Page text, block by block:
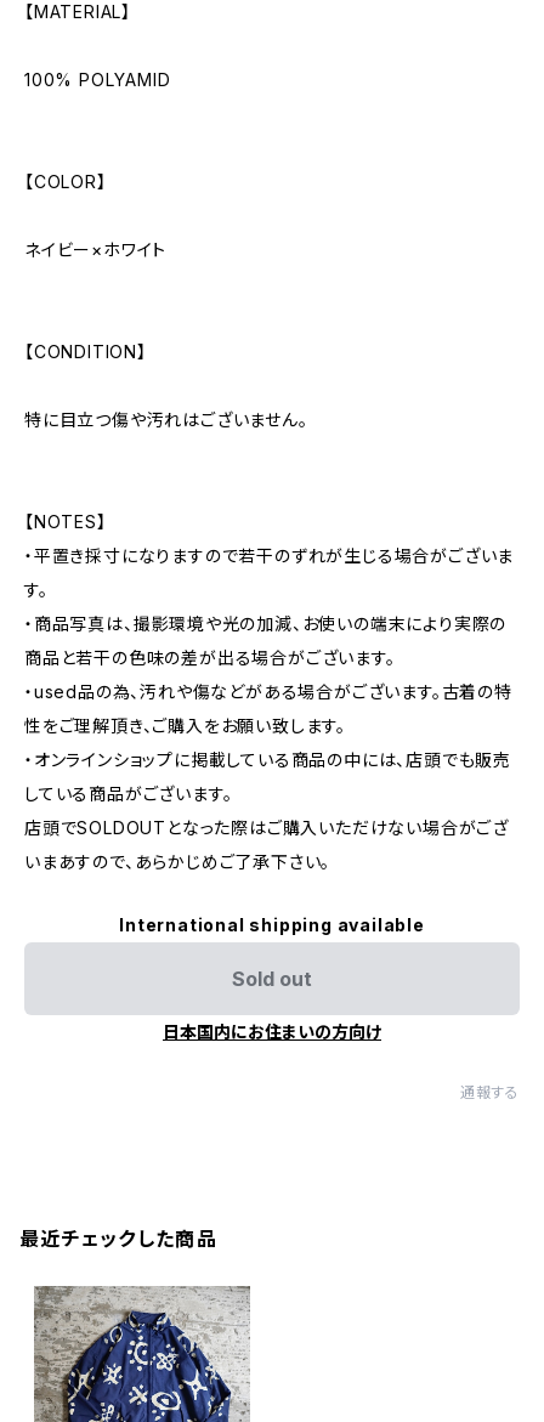
【MATERIAL】
100% POLYAMID
【COLOR】
ネイビー×ホワイト
【CONDITION】
特に目立つ傷や汚れはございません。
【NOTES】
・平置き採寸になりますので若干のずれが生じる場合がございま
す。
・商品写真は、撮影環境や光の加減、お使いの端末により実際の
商品と若干の色味の差が出る場合がございます。
・used品の為、汚れや傷などがある場合がございます。古着の特
性をご理解頂き、ご購入をお願い致します。
・オンラインショップに掲載している商品の中には、店頭でも販売
している商品がございます。
店頭でSOLDOUTとなった際はご購入いただけない場合がござ
いまあすので、あらかじめご了承下さい。
International shipping available
Sold out
日本国内にお住まいの方向け
通報する
最近チェックした商品